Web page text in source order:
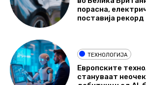
порасна,
поставија рекорд
ТЕХНОЛОГИЈА
Европските
стануваат